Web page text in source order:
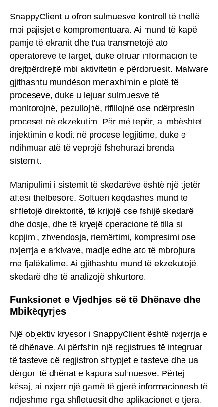
SnappyClient u ofron sulmuesve kontroll të thellë
mbi pajisjet e kompromentuara. Ai mund të kapë
pamje të ekranit dhe t'ua transmetojë ato
operatorëve të largët, duke ofruar informacion të
drejtpërdrejtë mbi aktivitetin e përdoruesit. Malware
gjithashtu mundëson menaxhimin e plotë të
proceseve, duke u lejuar sulmuesve të
monitorojnë, pezullojnë, rifillojnë ose ndërpresin
proceset në ekzekutim. Për më tepër, ai mbështet
injektimin e kodit në procese legjitime, duke e
ndihmuar atë të veprojë fshehurazi brenda
sistemit.
Manipulimi i sistemit të skedarëve është një tjetër
aftësi thelbësore. Softueri keqdashës mund të
shfletojë direktoritë, të krijojë ose fshijë skedarë
dhe dosje, dhe të kryejë operacione të tilla si
kopjimi, zhvendosja, riemërtimi, kompresimi ose
nxjerrja e arkivave, madje edhe ato të mbrojtura
me fjalëkalime. Ai gjithashtu mund të ekzekutojë
skedarë dhe të analizojë shkurtore.
Funksionet e Vjedhjes së të Dhënave dhe
Mbikëqyrjes
Një objektiv kryesor i SnappyClient është nxjerrja e
të dhënave. Ai përfshin një regjistrues të integruar
të tasteve që regjistron shtypjet e tasteve dhe ua
dërgon të dhënat e kapura sulmuesve. Përtej
kësaj, ai nxjerr një gamë të gjerë informacionesh të
ndjeshme nga shfletuesit dhe aplikacionet e tjera,